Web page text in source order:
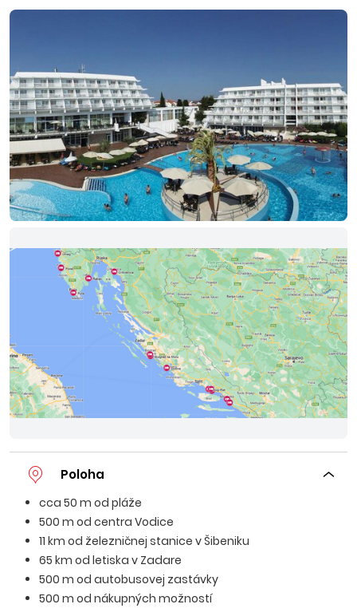
Poloha
cca 50 m od pláže
500 m od centra Vodice
11 km od železničnej stanice v Šibeniku
65 km od letiska v Zadare
500 m od autobusovej zastávky
500 m od nákupných možností